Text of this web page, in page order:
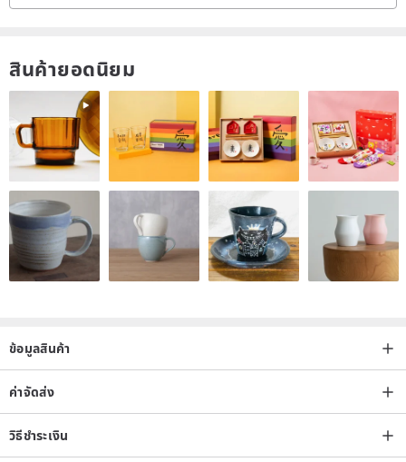
Metal: brass, steel
Production Info.
Design: Y. Hanzawa
Design registration: 1576400
Made in Japan
Released Jul.2017
Media info:
สินค้ายอดนิยม
ข้อมูลสินค้า
ค่าจัดส่ง
วิธีชำระเงิน